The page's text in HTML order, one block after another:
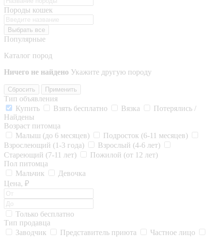
Породы кошек
Выбрать все
Популярные
Каталог пород
Ничего не найдено Укажите другую породу
Сбросить Применить
Тип объявления
Купить
Взять бесплатно Вязка
Потерялись /
Найдены
Возраст питомца
Малыш (до 6 месяцев)
Подросток (6-11 месяцев)
Взрослеющий (1-3 года)
Взрослый (4-6 лет)
Стареющий (7-11 лет)
Пожилой (от 12 лет)
Пол питомца
Мальчик
Девочка
Цена, ₽
Только бесплатно
Тип продавца
Заводчик
Представитель приюта
Частное лицо